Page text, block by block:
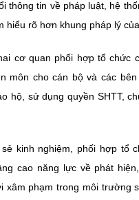
thông tin về pháp luật, hệ
hiểu rõ hơn khung pháp lý
cơ quan phối hợp tổ chức
môn cho cán bộ và các
hộ, sử dụng quyền SHTT,
kinh nghiệm, phối hợp tổ
cao năng lực về phát
xâm phạm trong môi trường